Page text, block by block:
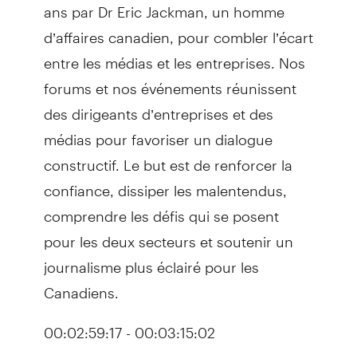
d’affaires canadien, pour combler l’écart
entre les médias et les entreprises. Nos
forums et nos événements réunissent
des dirigeants d’entreprises et des
médias pour favoriser un dialogue
constructif. Le but est de renforcer la
confiance, dissiper les malentendus,
comprendre les défis qui se posent
pour les deux secteurs et soutenir un
journalisme plus éclairé pour les
Canadiens.
00:02:59:17 - 00:03:15:02